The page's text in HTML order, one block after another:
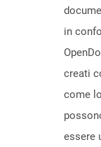
in
creati
come
essere